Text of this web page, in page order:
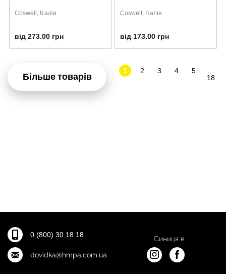
Coswell, Італія
від 273.00 грн
Coswell, Італія
від 173.00 грн
Більше товарів
1 2 3 4 5
18
0 (800) 30 18 18
dovidka@hmpa.com.ua
Синиця в: